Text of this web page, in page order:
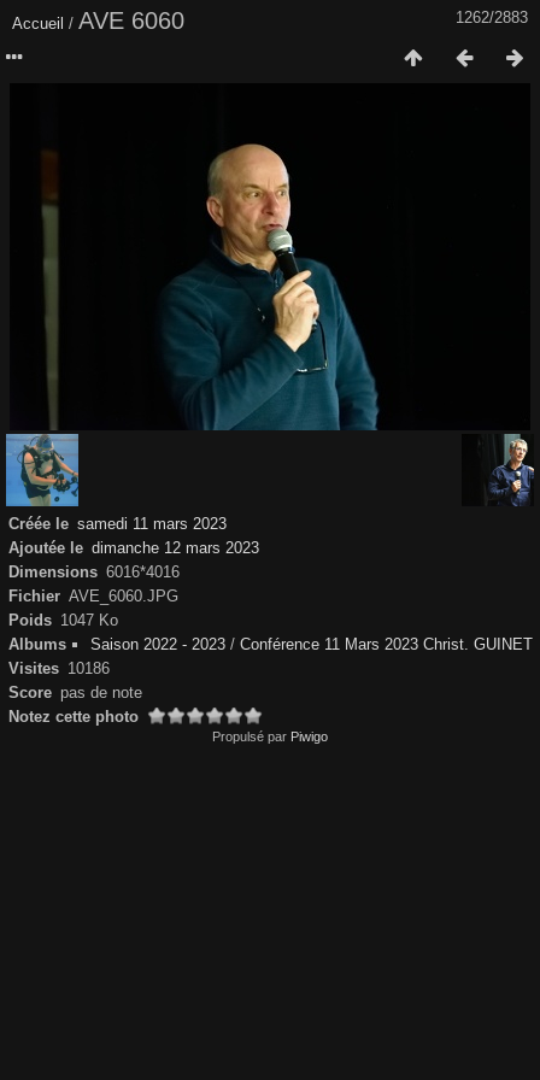
1262/2883
Accueil / AVE 6060
Créée le samedi 11 mars 2023
Ajoutée le dimanche 12 mars 2023
Dimensions 6016*4016
Fichier AVE_6060.JPG
Poids 1047 Ko
Albums
Saison 2022 - 2023/ Conférence 11 Mars 2023 Christ. GUINET
Visites 10186
Score pas de note
Notez cette photo
Propulsé par Piwigo